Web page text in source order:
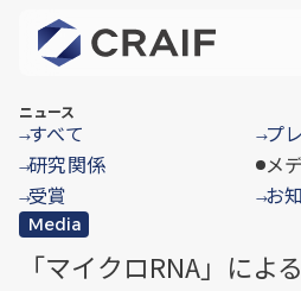
ニュース
→すべて →プ
→研究関係 メ
→受賞 →お
Media
「マイクロRNA」によ